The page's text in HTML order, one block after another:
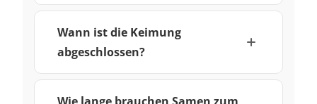
Wann ist die Keimung
abgeschlossen?